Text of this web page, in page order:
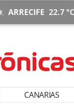
ARRECIFE 22.7 °C
CANARIAS